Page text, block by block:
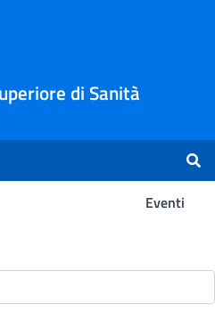
di Sanità
Eventi
Ricerca -